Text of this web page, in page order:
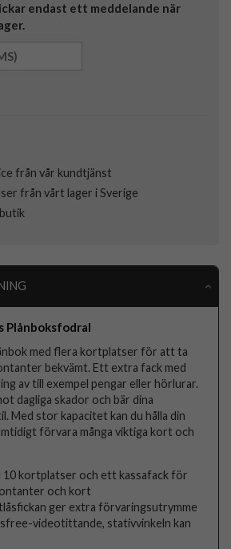
endast ett meddelande när
från vår kundtjänst
från vårt lager i Sverige
Plånboksfodral
med flera kortplatser för att ta
bekvämt. Ett extra fack med
av till exempel pengar eller hörlurar.
dagliga skador och bär dina
Med stor kapacitet kan du hålla din
förvara många viktiga kort och
10 kortplatser och ett kassafack för
och kort
ger extra förvaringsutrymme
videotittande, stativvinkeln kan